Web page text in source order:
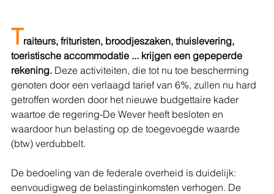
Traiteurs, frituristen, broodjeszaken, thuislevering,
toeristische accommodatie ... krijgen een gepeperde
rekening. Deze activiteiten, die tot nu toe bescherming
genoten door een verlaagd tarief van 6%, zullen nu hard
getroffen worden door het nieuwe budgettaire kader
waartoe de regering-De Wever heeft besloten en
waardoor hun belasting op de toegevoegde waarde
(btw) verdubbelt.
De bedoeling van de federale overheid is duidelijk:
eenvoudigweg de belastinginkomsten verhogen. De